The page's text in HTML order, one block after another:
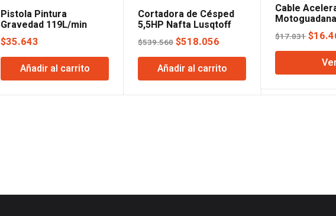
Pistola Pintura
Gravedad 119L/min
HVLP Lusqtoff
$35.643
Añadir al carrito
Cortadora de Césped
5,5HP Nafta Lusqtoff
$539.560El
precio
original
era:
$518.056
precio
actual
es:
Añadir al carrito
Cable
$17.031El
era:
$